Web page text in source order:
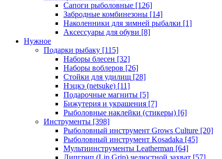
Сапоги рыболовные [126]
Забродные комбинезоны [14]
Наколенники для зимней рыбалки [1]
Аксессуары для обуви [8]
Нужное
Подарки рыбаку [115]
Наборы блесен [32]
Наборы воблеров [26]
Стойки для удилищ [28]
Нэцкэ (netsuke) [11]
Подарочные магниты [5]
Бижутерия и украшения [7]
Рыболовные наклейки (стикеры) [6]
Инструменты [398]
Рыболовный инструмент Grows Culture [20]
Рыболовный инструмент Kosadaka [45]
Мультиинструменты Leatherman [64]